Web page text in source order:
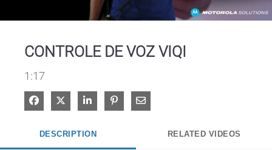
CONTROLE DE VOZ VIQI
1:17
Share on Facebook
Share on XShare on LinkedIn
Pin on Pinterest
Share via Email
DESCRIPTION RELATED VIDEOS